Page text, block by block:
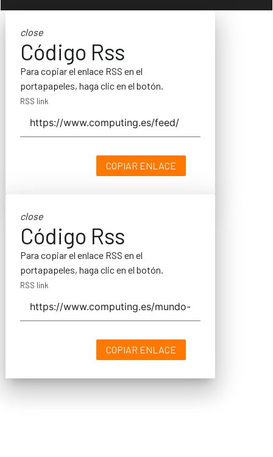
close
Código Rss
Para copiar el enlace RSS en el
portapapeles, haga clic en el botón.
RSS link
COPIAR ENLACE
close
Código Rss
Para copiar el enlace RSS en el
portapapeles, haga clic en el botón.
RSS link
COPIAR ENLACE